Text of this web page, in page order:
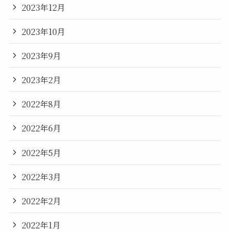
2023年12月
2023年10月
2023年9月
2023年2月
2022年8月
2022年6月
2022年5月
2022年3月
2022年2月
2022年1月